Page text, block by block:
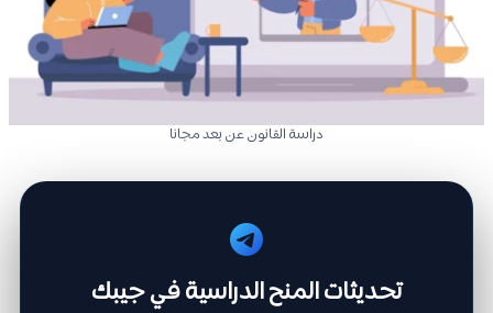
دراسة القانون عن بعد مجانا
تحديثات المنح الدراسية في جيبك